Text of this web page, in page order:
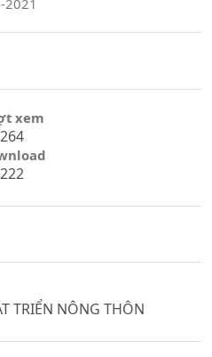
xem
264
222
TRIỂN NÔNG THÔN